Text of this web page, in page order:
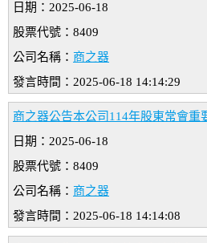
日期：2025-06-18
股票代號：8409
公司名稱： 商之器
發言時間：2025-06-18 14:14:29
商之器公告本公司114年股東常會重
日期：2025-06-18
股票代號：8409
公司名稱： 商之器
發言時間：2025-06-18 14:14:08